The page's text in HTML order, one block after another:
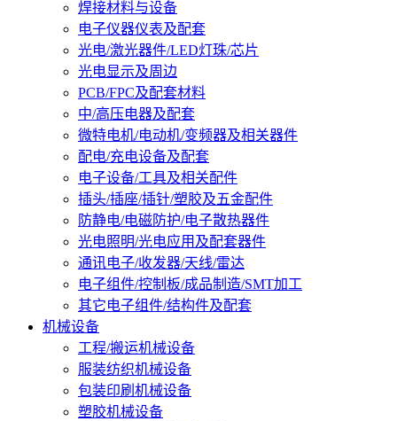
焊接材料与设备
电子仪器仪表及配套
光电/激光器件/LED灯珠/芯片
光电显示及周边
PCB/FPC及配套材料
中/高压电器及配套
微特电机/电动机/变频器及相关器件
配电/充电设备及配套
电子设备/工具及相关配件
插头/插座/插针/塑胶及五金配件
防静电/电磁防护/电子散热器件
光电照明/光电应用及配套器件
通讯电子/收发器/天线/雷达
电子组件/控制板/成品制造/SMT加工
其它电子组件/结构件及配套
机械设备
工程/搬运机械设备
服装纺织机械设备
包装印刷机械设备
塑胶机械设备